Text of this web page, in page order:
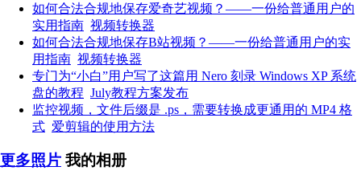
如何合法合规地保存爱奇艺视频？——一份给普通用户的
实用指南 视频转换器
如何合法合规地保存B站视频？——一份给普通用户的实
用指南 视频转换器
专门为“小白”用户写了这篇用 Nero 刻录 Windows XP 系统
盘的教程 July教程方案发布
监控视频，文件后缀是 .ps，需要转换成更通用的 MP4 格
式 爱剪辑的使用方法
更多照片 我的相册